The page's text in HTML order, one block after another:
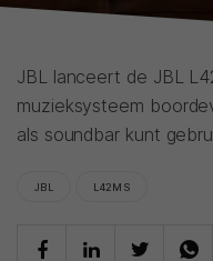
JBL lanceert de JBL
muzieksysteem
als soundbar kunt
JBL L42MS